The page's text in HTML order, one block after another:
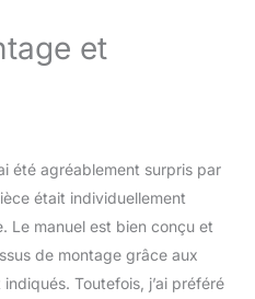
des halteres; ISE
banc
les jambes et les
que le curl, le
jambes. Plus de 80
peuvent être
avec ce banc
Il propose
incliné et décliné) pour
et
été agréablement surpris par
était individuellement
Le manuel est bien conçu et
de montage grâce aux
Toutefois, j’ai préféré